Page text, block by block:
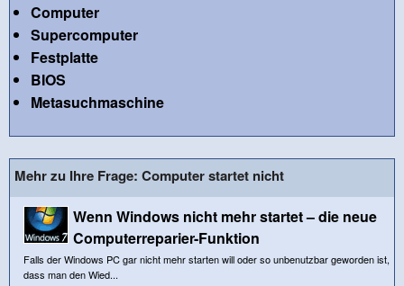
Computer
Supercomputer
Festplatte
BIOS
Metasuchmaschine
Mehr zu Ihre Frage: Computer startet nicht
Wenn Windows nicht mehr startet – die neue
Computerreparier-Funktion
Falls der Windows PC gar nicht mehr starten will oder so unbenutzbar geworden ist,
dass man den Wied...